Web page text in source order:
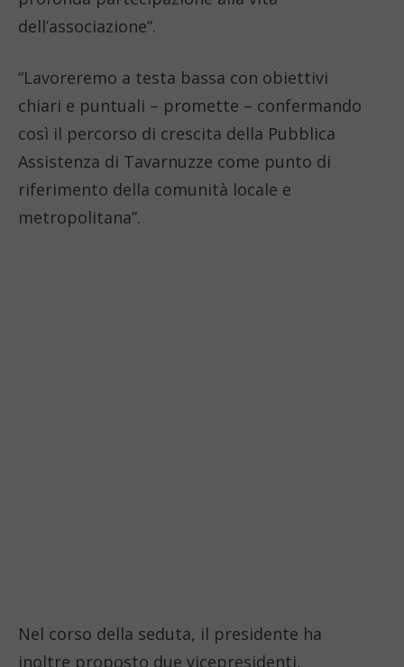
dell’associazione”.
“Lavoreremo a testa bassa con obiettivi
chiari e puntuali – promette – confermando
così il percorso di crescita della Pubblica
Assistenza di Tavarnuzze come punto di
riferimento della comunità locale e
metropolitana”.
Nel corso della seduta, il presidente ha
inoltre proposto due vicepresidenti,